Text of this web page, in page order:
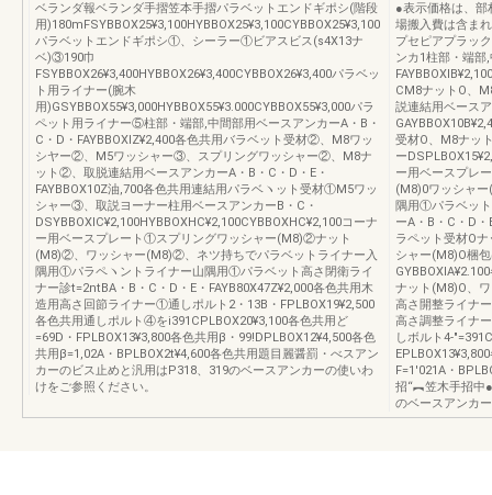
ベランダ報ベランダ手摺笠本手摺パラベットエンドギポシ(階段
用)180mFSYBBOX25¥3,100HYBBOX25¥3,100CYBBOX25¥3,100
パラベットエンドギポシ①、シーラー①ビアスビス(s4X13ナ
ベ)③190巾
FSYBBOX26¥3,400HYBBOX26¥3,400CYBBOX26¥3,400パラベッ
ト用ライナー(腕木
用)GSYBBOX55¥3,000HYBBOX55¥3.000CYBBOX55¥3,000パラ
ペット用ライナー⑤柱部・端部,中間部用ベースアンカーA・B・
C・D・FAYBBOXIZ¥2,400各色共用バラベット受材②、M8ワッ
シヤー②、M5ワッシャー③、スプリングワッシャー②、M8ナ
ット②、取脱連結用ベースアンカーA・B・C・D・E・
FAYBBOX10Z油,700各色共用連結用パラベヽット受材①M5ワッ
シャー③、取説ヨーナー柱用ベースアンカーB・C・
DSYBBOXlC¥2,100HYBBOXHC¥2,100CYBBOXHC¥2,100コーナ
ー用ベースプレート①スプリングワッシャー(M8)②ナット
(M8)②、ワッシャー(M8)②、ネツ持ちでパラベットライナー入
隅用①パラペヽントライナー山隅用①パラベット高さ閉衛ライ
ナー診t=2ntBA・B・C・D・E・FAYB80X47Z¥2,000各色共用木
造用高さ回節ライナー①通しポルト2・13B・FPLBOX19¥2,500
各色共用通しポルト④をi391CPLBOX20¥3,100各色共用ど
=69D・FPLBOX13¥3,800各色共用β・99!DPLBOX12¥4,500各色
共用β=1,02A・BPLBOX2t¥4,600各色共用題目麗醤罰・べスアン
カーのビス止めと汎用はP318、319のベースアンカーの使いわ
けをご参照ください。
●表示価格は、部
場搬入費は含ま
プセピアプラッ
ンカ1柱部・端部
CM8ナットO、
説連結用ベース
受材O、M8ナッ
ー
ー用ベースプレ
(M8)0ワッシャ
隅用①パラベッ
ーA・B・C・D
ラペット受材O
シャー(M8)O梱
ナット(M8)O、
高さ開整ライナ
高さ調整ライナ
しボルト
F=1′021A・
招“︻笠木手招中
のベースアンカ